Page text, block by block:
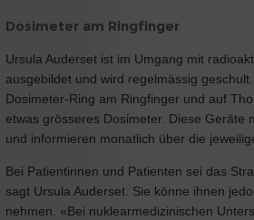
Dosimeter am Ringfinger
Ursula Auderset ist im Umgang mit
ausgebildet und wird regelmässig
Dosimeter-Ring am Ringfinger und auf
etwas grösseres Dosimeter. Diese Geräte
und informieren monatlich über die
Bei Patientinnen und Patienten sei das
sagt Ursula Auderset. Sie könne ihnen
nehmen. «Bei nuklearmedizinischen